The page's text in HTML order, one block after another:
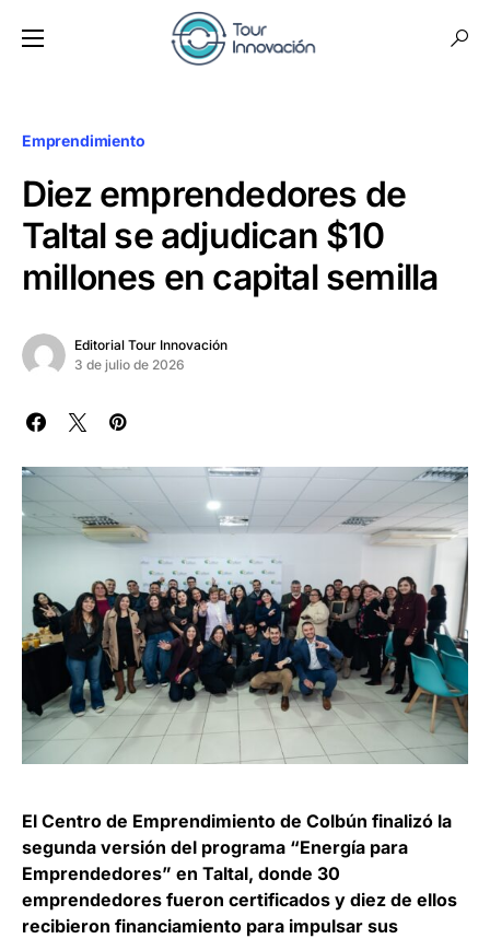
Emprendimiento
Diez emprendedores de
Taltal se adjudican $10
millones en capital semilla
Editorial Tour Innovación
3 de julio de 2026
El Centro de Emprendimiento de Colbún finalizó la
segunda versión del programa “Energía para
Emprendedores” en Taltal, donde 30
emprendedores fueron certificados y diez de ellos
recibieron financiamiento para impulsar sus